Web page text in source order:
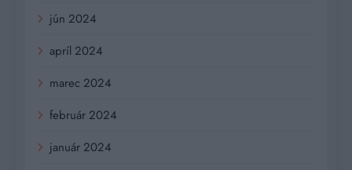
jún 2024
apríl 2024
marec 2024
február 2024
január 2024